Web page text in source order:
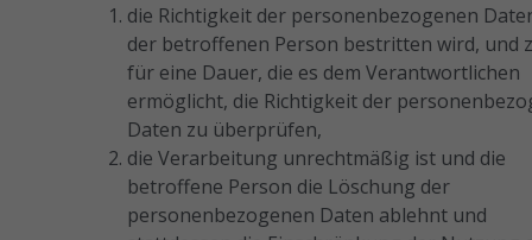
die Richtigkeit der personenbezogenen
der betroffenen Person bestritten wird, und
für eine Dauer, die es dem Verantwortlichen
ermöglicht, die Richtigkeit der
Daten zu überprüfen,
die Verarbeitung unrechtmäßig ist und die
betroffene Person die Löschung der
personenbezogenen Daten ablehnt und